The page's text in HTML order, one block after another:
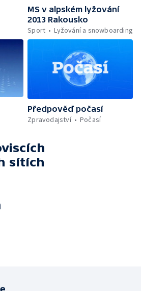
MS v alpském lyžování
2013 Rakousko
Sport
Lyžování a snowboarding
Předpověď počasí
Zpravodajství
Počasí
sítích